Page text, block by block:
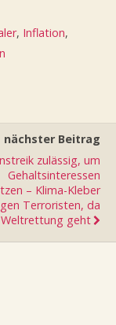
, Inflation,
nächster Beitrag
zulässig, um
Gehaltsinteressen
– Klima-Kleber
Terroristen, da
geht